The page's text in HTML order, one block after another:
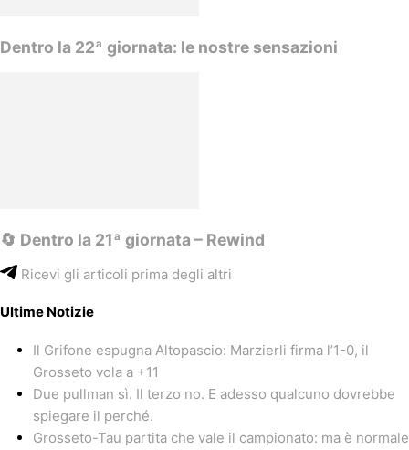
Dentro la 22ª giornata: le nostre sensazioni
🔄 Dentro la 21ª giornata – Rewind
Ricevi gli articoli prima degli altri
Ultime Notizie
Il Grifone espugna Altopascio: Marzierli firma l’1-0, il
Grosseto vola a +11
Due pullman sì. Il terzo no. E adesso qualcuno dovrebbe
spiegare il perché.
Grosseto-Tau partita che vale il campionato: ma è normale